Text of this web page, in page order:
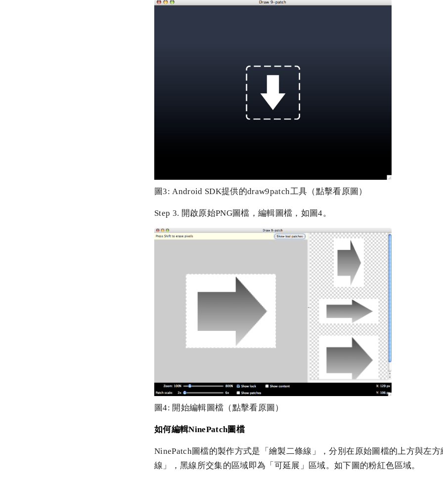
圖3: Android SDK提供的draw9patch工具（點擊看原圖）
Step 3. 開啟原始PNG圖檔，編輯圖檔，如圖4。
圖4: 開始編輯圖檔（點擊看原圖）
如何編輯NinePatch圖檔
NinePatch圖檔的製作方式是「繪製二條線」，分別在原始圖檔的上方與左
線」，黑線所交集的區域即為「可延展」區域。如下圖的粉紅色區域。